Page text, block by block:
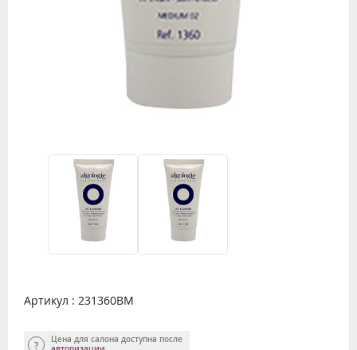
Артикул : 231360BM
Цена для салона доступна после